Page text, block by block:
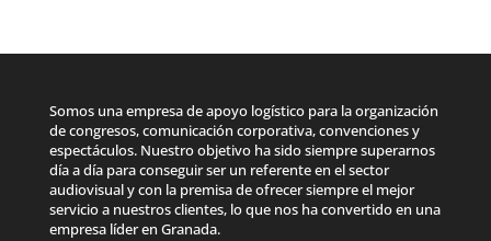
Somos una empresa de apoyo logístico para la organización
de congresos, comunicación corporativa, convenciones y
espectáculos. Nuestro objetivo ha sido siempre superarnos
día a día para conseguir ser un referente en el sector
audiovisual y con la premisa de ofrecer siempre el mejor
servicio a nuestros clientes, lo que nos ha convertido en una
empresa líder en Granada.